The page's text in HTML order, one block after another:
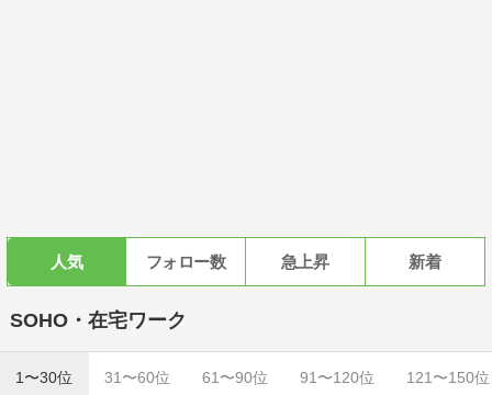
人気 フォロー数 急上昇 新着
SOHO・在宅ワーク
1〜30位 31〜60位 61〜90位 91〜120位 121〜150位